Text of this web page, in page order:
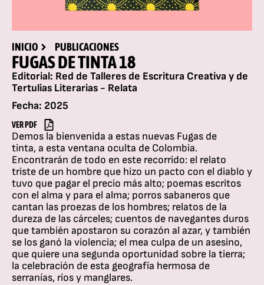
INICIO PUBLICACIONES
FUGAS DE TINTA 18
Editorial: Red de Talleres de Escritura Creativa y de
Tertulias Literarias - Relata
Fecha: 2025
VER PDF
Demos la bienvenida a estas nuevas Fugas de
tinta, a esta ventana oculta de Colombia.
Encontrarán de todo en este recorrido: el relato
triste de un hombre que hizo un pacto con el diablo y
tuvo que pagar el precio más alto; poemas escritos
con el alma y para el alma; porros sabaneros que
cantan las proezas de los hombres; relatos de la
dureza de las cárceles; cuentos de navegantes duros
que también apostaron su corazón al azar, y también
se los ganó la violencia; el mea culpa de un asesino,
que quiere una segunda oportunidad sobre la tierra;
la celebración de esta geografía hermosa de
serranías, ríos y manglares.